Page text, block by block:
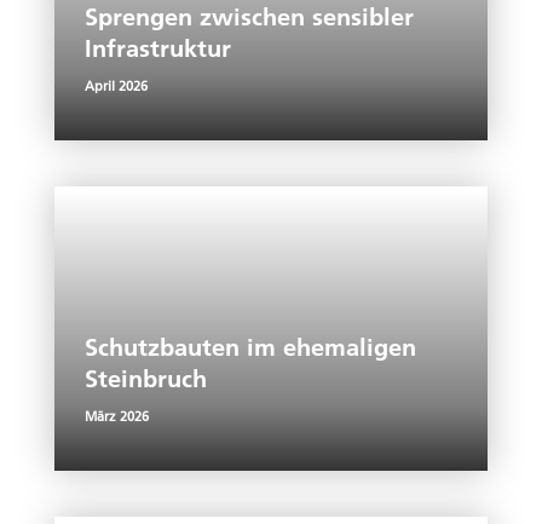
Sprengen zwischen sensibler
Infrastruktur
April 2026
Schutzbauten im ehemaligen
Steinbruch
März 2026